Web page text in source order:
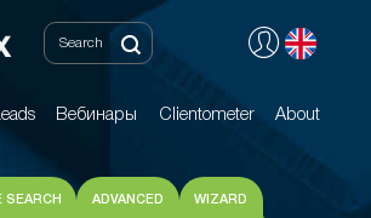
Вебинары Clientometer About
Вебинары Clientometer About
SEARCH ADVANCED WIZARD